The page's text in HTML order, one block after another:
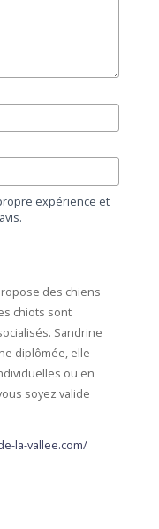
expérience et
des chiens
chiots sont
Sandrine
diplômée, elle
ou en
soyez valide
la-vallee.com/